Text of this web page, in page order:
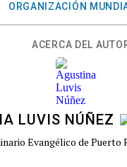
ORGANIZACIÓN
ACERCA DEL
LUVIS NÚÑEZ
Evangélico de Puerto